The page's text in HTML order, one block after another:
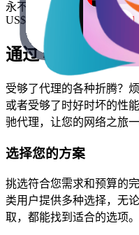
永不过期、城市/地区定位
US$5.99 / GB
通过 4 个简单步
受够了代理的各种折腾？
或者受够了时好时坏的性
驰代理，让您的网络之旅
选择您的方案
挑选符合您需求和预算的
类用户提供多种选择，无
取，都能找到适合的选项。